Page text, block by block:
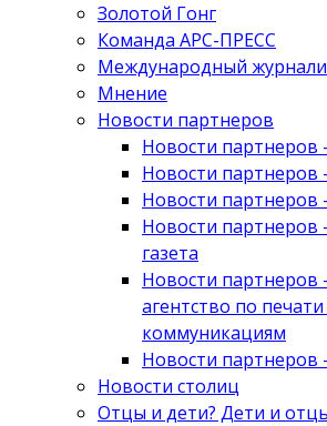
Золотой Гонг
Команда АРС-ПРЕСС
Международный
Мнение
Новости партнеров
Новости партнеров
Новости
Новости партнеров
Новости партнеров
газета
Новости партнеров
агентство по
коммуникациям
Новости партнеров
Новости столиц
Отцы и дети? Дети и